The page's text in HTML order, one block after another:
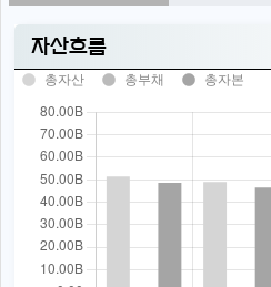
자산흐름
총자산 총부채 총자본